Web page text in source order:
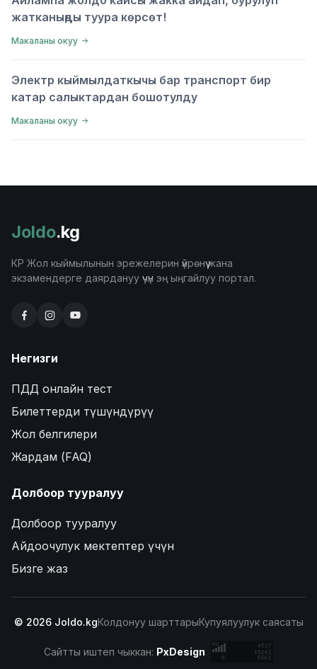
жатканыңды туура көрсөт!
Макаланы окуу
Электр кыймылдаткычы бар транспорт бир
катар салыктардан бошотулду
Макаланы окуу
Joldo.kg
КР Жол кыймылынын эрежелерин үйрөнүү жана
экзамендерге даярдануу үчүн эң ыңгайлуу портал.
Негизги
ПДД онлайн тест
Билеттерди түшүндүрүү
Жол белгилери
Жардам (FAQ)
Долбоор тууралуу
Долбоор тууралуу
Айдоочулук мектептер үчүн
Бизге жаз
© 2026 Joldo.kgКолдонуу шарттарыКупуялуулук саясаты
Сайтты иштеп чыккан: PxDesign